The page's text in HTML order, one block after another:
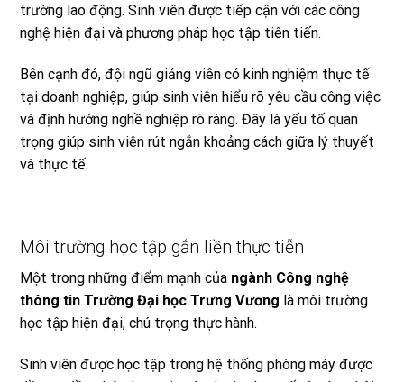
trường lao động. Sinh viên được tiếp cận với các công
nghệ hiện đại và phương pháp học tập tiên tiến.
Bên cạnh đó, đội ngũ giảng viên có kinh nghiệm thực tế
tại doanh nghiệp, giúp sinh viên hiểu rõ yêu cầu công việc
và định hướng nghề nghiệp rõ ràng. Đây là yếu tố quan
trọng giúp sinh viên rút ngắn khoảng cách giữa lý thuyết
và thực tế.
Môi trường học tập gắn liền thực tiễn
Một trong những điểm mạnh của ngành Công nghệ
thông tin Trường Đại học Trưng Vương là môi trường
học tập hiện đại, chú trọng thực hành.
Sinh viên được học tập trong hệ thống phòng máy được